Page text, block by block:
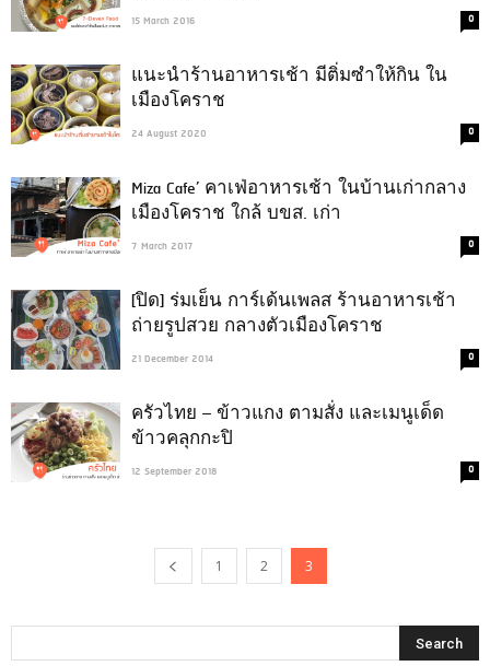
15 March 2016 0
แนะนำร้านอาหารเช้า มีติ่มซำให้กิน ใน
เมืองโคราช
24 August 2020 0
Miza Cafe’ คาเฟ่อาหารเช้า ในบ้านเก่ากลาง
เมืองโคราช ใกล้ บขส. เก่า
7 March 2017 0
[ปิด] ร่มเย็น การ์เด้นเพลส ร้านอาหารเช้า
ถ่ายรูปสวย กลางตัวเมืองโคราช
21 December 2014 0
ครัวไทย – ข้าวแกง ตามสั่ง และเมนูเด็ด
ข้าวคลุกกะปิ
12 September 2018 0
1 2 3